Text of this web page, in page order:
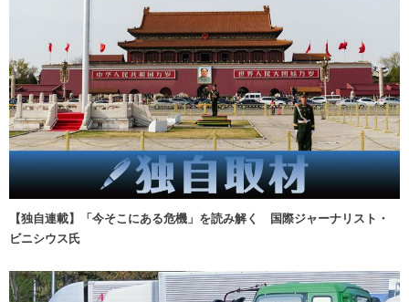
【独自連載】「今そこにある危機」を読み解く 国際ジャーナリスト・
ビニシウス氏